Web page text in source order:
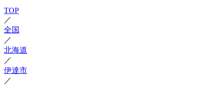
TOP
／
全国
／
北海道
／
伊達市
／